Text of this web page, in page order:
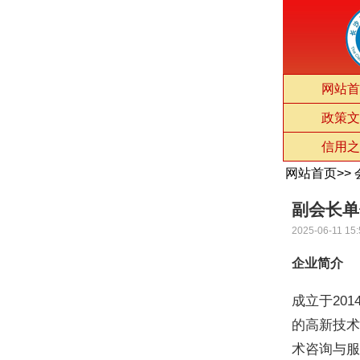
网站
政策
信用
网站首页>>
副会长
2025-06-11
企业简介
成立于
的高新技
术咨询与